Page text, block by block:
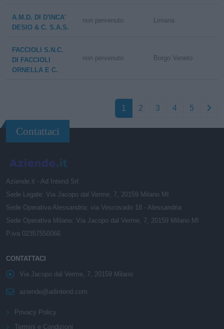
A.M.D. DI D'INCA'
DESIO & C. S.A.S.
non pervenuto Limana
FACCIOLI S.N.C.
DI FACCIOLI
ORNELLA E C.
non pervenuto Borgo Veneto
1 2 3 4 5
Contattaci
Aziende.it - Ad Intend Srl
Sede Legale: Via Jacopo dal Verme, 7, 20159 Milano MI
Sede Operativa Alessandria: via Vescovado 18 - Alessandria
Sede Operativa Milano: Via Jacopo dal Verme, 7, 20159 Milano MI
P.iva 02357550066
CONTATTACI
Via Jacopo dal Verme, 7, 20159 Milano
aziende@adintend.com
Privacy Policy
Termini e Condizioni